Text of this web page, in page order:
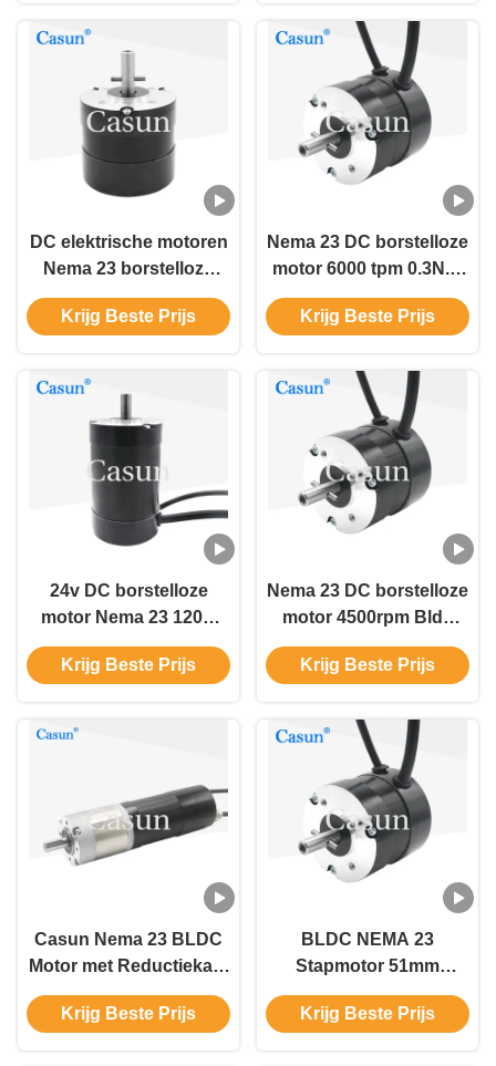
DC elektrische motoren
Nema 23 borstelloze
motor 1900rpm 0,16N.M
30w Voor ventilator
Krijg Beste Prijs
Nema 23 DC borstelloze
motor 6000 tpm 0.3N.M
63w DC elektrische
motoren
Krijg Beste Prijs
24v DC borstelloze
motor Nema 23 120w
elektrische motor voor
lasermachine
Krijg Beste Prijs
Nema 23 DC borstelloze
motor 4500rpm Bldc
motor 0.8N.M 188w Voor
automatisering
Krijg Beste Prijs
Casun Nema 23 BLDC
Motor met Reductiekast
3000RPM 0.6N.m Motor
voor Automatisering
Krijg Beste Prijs
BLDC NEMA 23
Stapmotor 51mm
lichaam 63W 6000rpm
met CE ISO
Krijg Beste Prijs